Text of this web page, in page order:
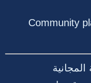
Community